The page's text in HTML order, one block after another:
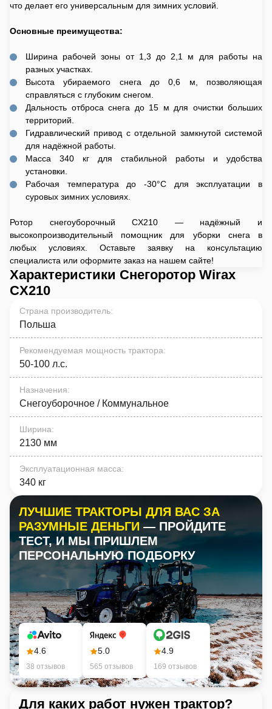
что делает его универсальным для зимних условий.
Основные преимущества:
Ширина рабочей зоны от 1,3 до 2,1 м для работы на
разных участках.
Высота убираемого снега до 0,6 м, позволяющая
справляться с глубоким снегом.
Дальность отброса снега до 15 м для очистки больших
территорий.
Гидравлический привод с отдельной замкнутой системой
для надёжной работы.
Масса 340 кг для стабильной работы и удобства
установки.
Рабочая температура до -30°C для эксплуатации в
суровых зимних условиях.
Ротор снегоуборочный CX210 — надёжный и
высокопроизводительный помощник для уборки снега в
любых условиях. Оставьте заявку на консультацию
специалиста или оформите заказ на нашем сайте!
Характеристики Снегоротор Wirax
CX210
Страна производитель:
Польша
Рекомендуемая мощность трактора:
50-100 л.с.
Назначения:
Снегоуборочное / Коммунальное
Ширина:
2130 мм
Эксплуатационная масса:
340 кг
ЛУЧШИЕ ТРАКТОРЫ ДЛЯ ВАС ЗА
РАЗУМНЫЕ ДЕНЬГИ — ПРОЙДИТЕ
ТЕСТ, И МЫ ПРИШЛЕМ
ПЕРСОНАЛЬНУЮ ПОДБОРКУ
4.6
38 отзывов
5.0
565 отзывов
4.9
169 отзывов
Для каких работ нужен трактор?